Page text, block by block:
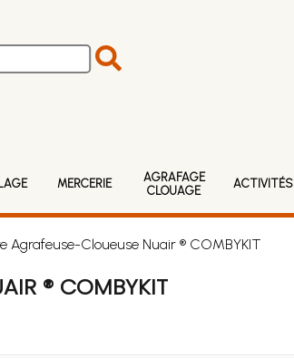
MERCERIE
AGRAFAGE
CLOUAGE
ACTIVITÉS
Cloueuse Nuair ® COMBYKIT
® COMBYKIT